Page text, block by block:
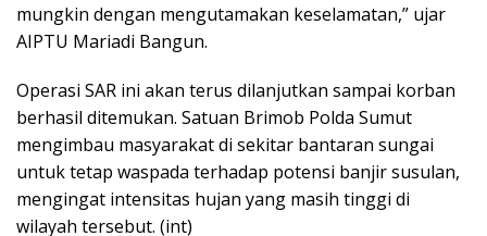
mungkin dengan mengutamakan keselamatan,” ujar
AIPTU Mariadi Bangun.
Operasi SAR ini akan terus dilanjutkan sampai korban
berhasil ditemukan. Satuan Brimob Polda Sumut
mengimbau masyarakat di sekitar bantaran sungai
untuk tetap waspada terhadap potensi banjir susulan,
mengingat intensitas hujan yang masih tinggi di
wilayah tersebut. (int)